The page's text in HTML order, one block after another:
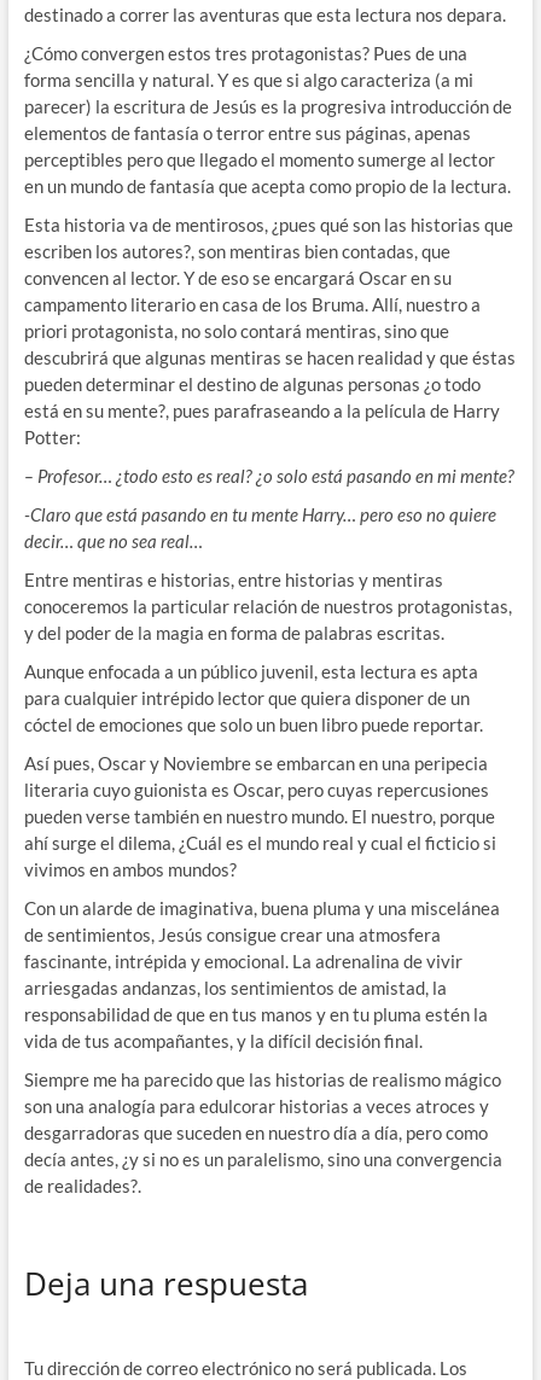
destinado a correr las aventuras que esta lectura nos depara.
¿Cómo convergen estos tres protagonistas? Pues de una
forma sencilla y natural. Y es que si algo caracteriza (a mi
parecer) la escritura de Jesús es la progresiva introducción de
elementos de fantasía o terror entre sus páginas, apenas
perceptibles pero que llegado el momento sumerge al lector
en un mundo de fantasía que acepta como propio de la lectura.
Esta historia va de mentirosos, ¿pues qué son las historias que
escriben los autores?, son mentiras bien contadas, que
convencen al lector. Y de eso se encargará Oscar en su
campamento literario en casa de los Bruma. Allí, nuestro a
priori protagonista, no solo contará mentiras, sino que
descubrirá que algunas mentiras se hacen realidad y que éstas
pueden determinar el destino de algunas personas ¿o todo
está en su mente?, pues parafraseando a la película de Harry
Potter:
– Profesor… ¿todo esto es real? ¿o solo está pasando en mi mente?
-Claro que está pasando en tu mente Harry… pero eso no quiere
decir… que no sea real…
Entre mentiras e historias, entre historias y mentiras
conoceremos la particular relación de nuestros protagonistas,
y del poder de la magia en forma de palabras escritas.
Aunque enfocada a un público juvenil, esta lectura es apta
para cualquier intrépido lector que quiera disponer de un
cóctel de emociones que solo un buen libro puede reportar.
Así pues, Oscar y Noviembre se embarcan en una peripecia
literaria cuyo guionista es Oscar, pero cuyas repercusiones
pueden verse también en nuestro mundo. El nuestro, porque
ahí surge el dilema, ¿Cuál es el mundo real y cual el ficticio si
vivimos en ambos mundos?
Con un alarde de imaginativa, buena pluma y una miscelánea
de sentimientos, Jesús consigue crear una atmosfera
fascinante, intrépida y emocional. La adrenalina de vivir
arriesgadas andanzas, los sentimientos de amistad, la
responsabilidad de que en tus manos y en tu pluma estén la
vida de tus acompañantes, y la difícil decisión final.
Siempre me ha parecido que las historias de realismo mágico
son una analogía para edulcorar historias a veces atroces y
desgarradoras que suceden en nuestro día a día, pero como
decía antes, ¿y si no es un paralelismo, sino una convergencia
de realidades?.
Deja una respuesta
Tu dirección de correo electrónico no será publicada. Los